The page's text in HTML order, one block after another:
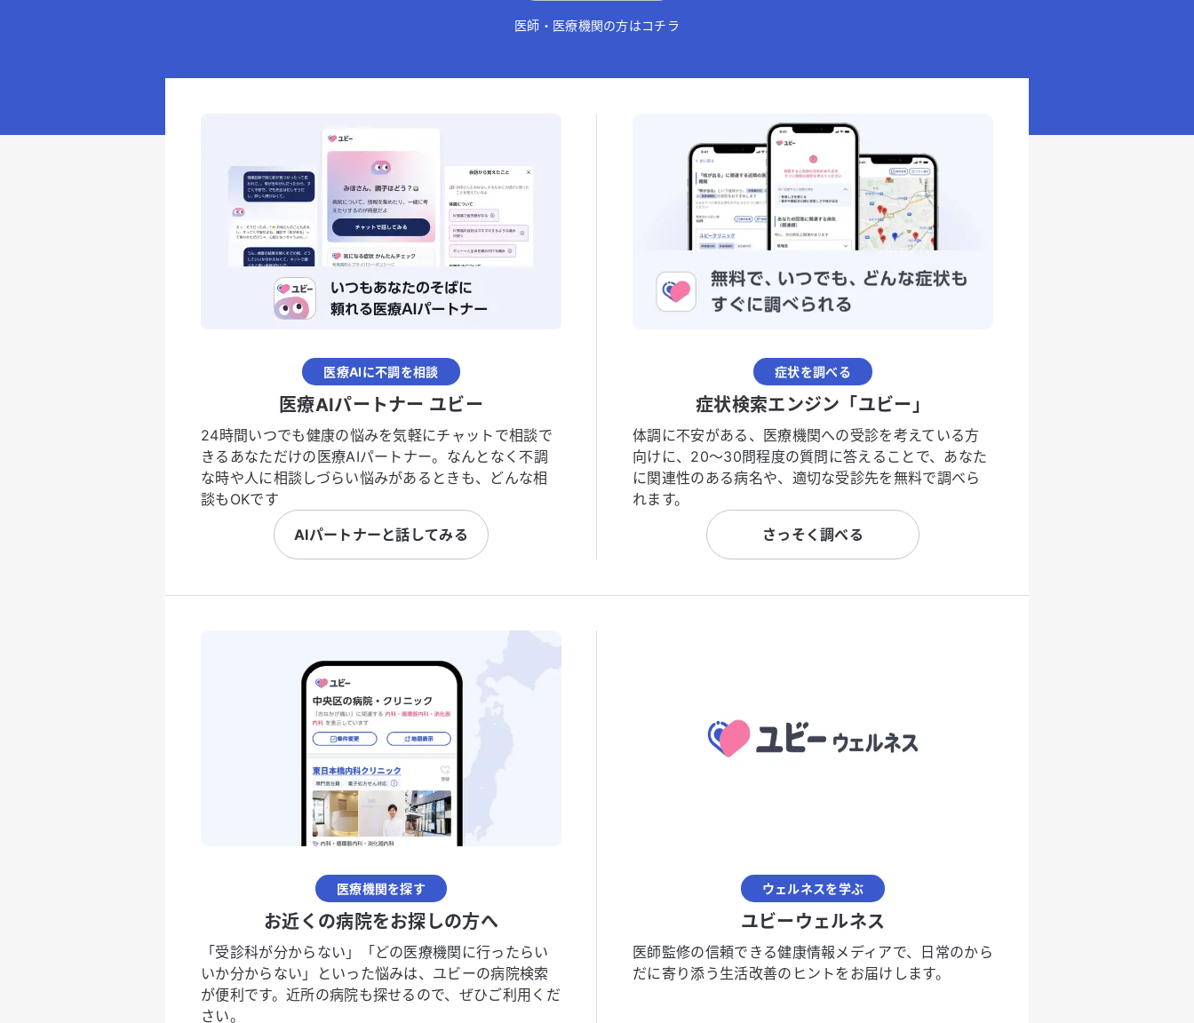
医師・医療機関の方はコチラ
医療AIに不調を相談
医療AIパートナー ユビー
24時間いつでも健康の悩みを気軽にチャットで相談で
きるあなただけの医療AIパートナー。なんとなく不調
な時や人に相談しづらい悩みがあるときも、どんな相
談もOKです
AIパートナーと話してみる
症状を調べる
症状検索エンジン「ユビー」
体調に不安がある、医療機関への受診を考えている方
向けに、20〜30問程度の質問に答えることで、あなた
に関連性のある病名や、適切な受診先を無料で調べら
れます。
さっそく調べる
医療機関を探す
お近くの病院をお探しの方へ
「受診科が分からない」「どの医療機関に行ったらい
いか分からない」といった悩みは、ユビーの病院検索
が便利です。近所の病院も探せるので、ぜひご利用くだ
さい。
ウェルネスを学ぶ
ユビーウェルネス
医師監修の信頼できる健康情報メディアで、日常のから
だに寄り添う生活改善のヒントをお届けします。